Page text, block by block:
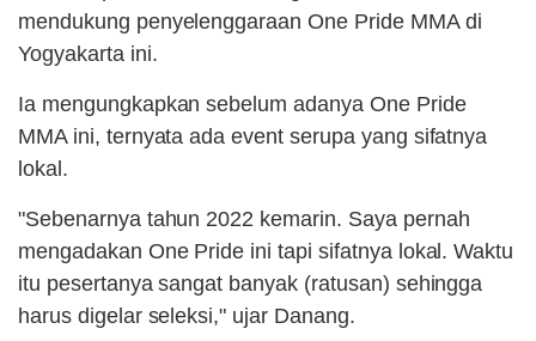
mendukung penyelenggaraan One Pride MMA di
Yogyakarta ini.
Ia mengungkapkan sebelum adanya One Pride
MMA ini, ternyata ada event serupa yang sifatnya
lokal.
"Sebenarnya tahun 2022 kemarin. Saya pernah
mengadakan One Pride ini tapi sifatnya lokal. Waktu
itu pesertanya sangat banyak (ratusan) sehingga
harus digelar seleksi," ujar Danang.